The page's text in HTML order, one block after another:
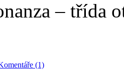
– třída
(1)